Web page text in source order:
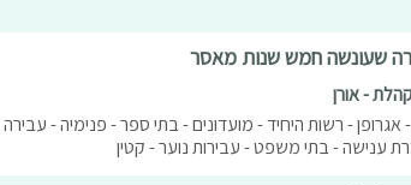
שעונשה חמש שנות מאסר
- אורן
אגרופן - רשות היחיד - מועדונים - בתי ספר - פנימיה -
ענישה - בתי משפט - עבירות נוער - קטין